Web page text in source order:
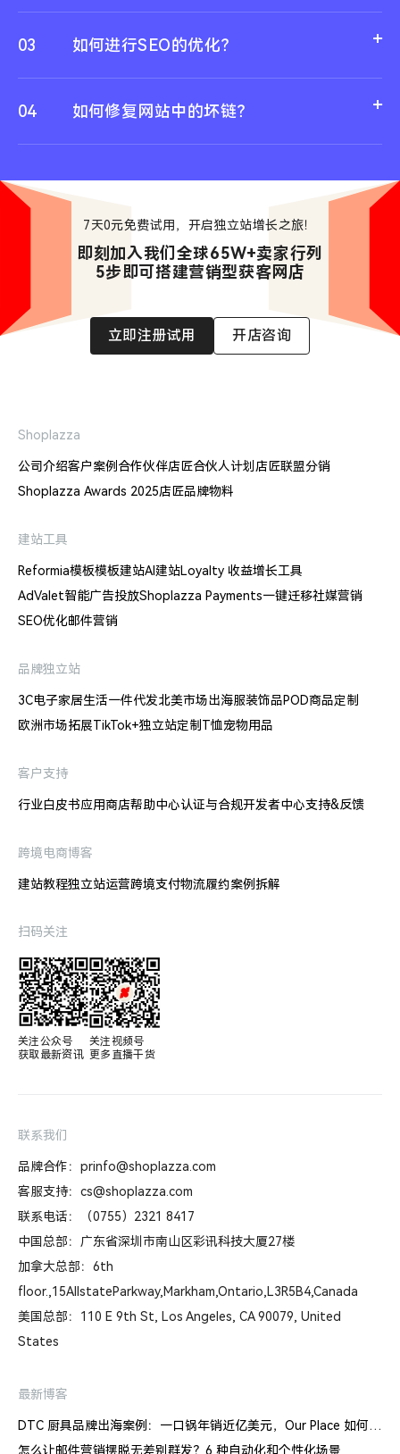
03 如何进行SEO的优化？
04 如何修复网站中的坏链？
7天0元免费试用，开启独立站增长之旅！
即刻加入我们全球65W+卖家行列
5步即可搭建营销型获客网店
立即注册试用 开店咨询
Shoplazza
公司介绍客户案例 合作伙伴店匠合伙人计划 店匠联盟分销
Shoplazza Awards 2025店匠品牌物料
建站工具
Reformia模板模板建站AI建站Loyalty 收益增长工具
AdValet智能广告投放Shoplazza Payments一键迁移社媒营销
SEO优化邮件营销
品牌独立站
3C电子家居生活一件代发北美市场出海服装饰品POD商品定制
欧洲市场拓展TikTok+独立站定制T恤宠物用品
客户支持
行业白皮书应用商店帮助中心认证与合规开发者中心支持&反馈
跨境电商博客
建站教程独立站运营跨境支付物流履约案例拆解
扫码关注
关注公众号
获取最新资讯
关注视频号
更多直播干货
联系我们
品牌合作：prinfo@shoplazza.com
客服支持：cs@shoplazza.com
联系电话：（0755）2321 8417
中国总部：广东省深圳市南山区彩讯科技大厦27楼
加拿大总部：6th
floor.,15AllstateParkway,Markham,Ontario,L3R5B4,Canada
美国总部：110 E 9th St, Los Angeles, CA 90079, United
States
最新博客
DTC 厨具品牌出海案例：一口锅年销近亿美元，Our Place 如何建立信任体系
怎么让邮件营销摆脱无差别群发？6 种自动化和个性化场景